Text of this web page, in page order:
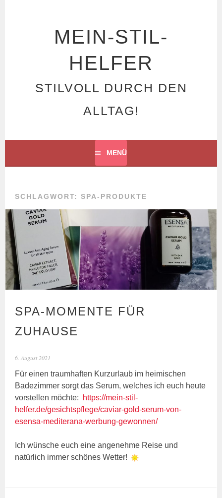
MEIN-STIL-
HELFER
STILVOLL DURCH DEN
ALLTAG!
MENÜ
SCHLAGWORT: SPA-PRODUKTE
SPA-MOMENTE FÜR
ZUHAUSE
6. August 2021
Für einen traumhaften Kurzurlaub im heimischen
Badezimmer sorgt das Serum, welches ich euch heute
vorstellen möchte: https://mein-stil-
helfer.de/gesichtspflege/caviar-gold-serum-von-
esensa-mediterana-werbung-gewonnen/
Ich wünsche euch eine angenehme Reise und
natürlich immer schönes Wetter!